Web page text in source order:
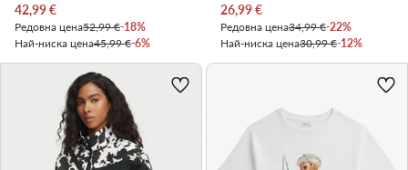
Актуална цена
42,99€
Редовна цена52,99 €-18%
Най-ниска цена45,99 €-6%
Актуална цена
26,99€
Редовна цена34,99 €-22%
Най-ниска цена30,99 €-12%